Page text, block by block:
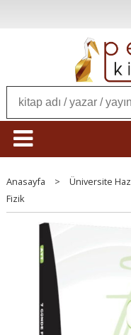
Anasayfa > Üniversite
Fizik